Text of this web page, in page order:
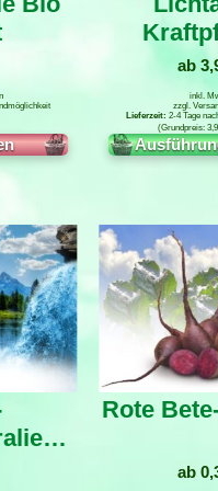
ab
inkl.
zzgl.
2-4 Tage
Rote
ab